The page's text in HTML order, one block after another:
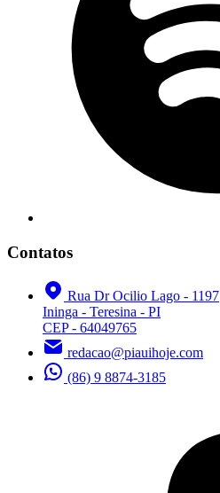
Contatos
Rua Dr Ocilio Lago - 1197
Ininga - Teresina - PI
CEP - 64049765
redacao@piauihoje.com
(86) 9 8874-3185